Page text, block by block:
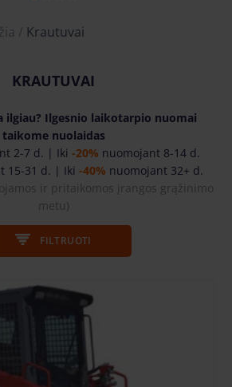
Krautuvai
KRAUTUVAI
ilgiau? Ilgesnio laikotarpio nuomai
taikome nuolaidas
2-7 d. | Iki -20% nuomojant 8-14 d.
15-31 d. | Iki -40% nuomojant 32+ d.
ir pritaikomos įrangos grąžinimo
metu )
FILTRUOTI